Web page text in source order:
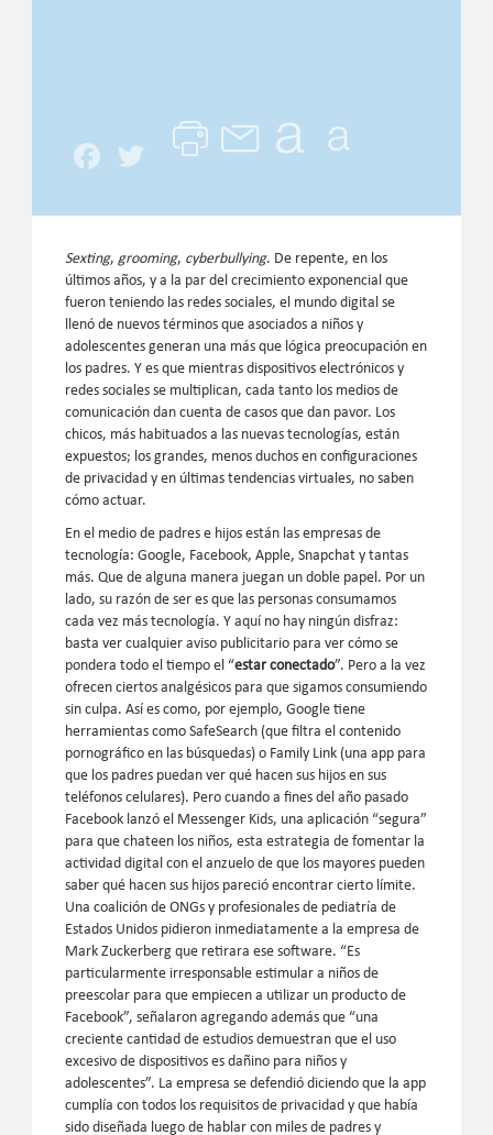
Facebook
Twitter
Sexting,grooming, cyberbullying. De repente, en los
últimos años, y a la par del crecimiento exponencial que
fueron teniendo las redes sociales, el mundo digital se
llenó de nuevos términos que asociados a niños y
adolescentes generan una más que lógica preocupación en
los padres. Y es que mientras dispositivos electrónicos y
redes sociales se multiplican, cada tanto los medios de
comunicación dan cuenta de casos que dan pavor. Los
chicos, más habituados a las nuevas tecnologías, están
expuestos; los grandes, menos duchos en configuraciones
de privacidad y en últimas tendencias virtuales, no saben
cómo actuar.
En el medio de padres e hijos están las empresas de
tecnología: Google, Facebook, Apple, Snapchat y tantas
más. Que de alguna manera juegan un doble papel. Por un
lado, su razón de ser es que las personas consumamos
cada vez más tecnología. Y aquí no hay ningún disfraz:
basta ver cualquier aviso publicitario para ver cómo se
pondera todo el tiempo el “estar conectado”. Pero a la vez
ofrecen ciertos analgésicos para que sigamos consumiendo
sin culpa. Así es como, por ejemplo, Google tiene
herramientas como SafeSearch (que filtra el contenido
pornográfico en las búsquedas) o Family Link (una app para
que los padres puedan ver qué hacen sus hijos en sus
teléfonos celulares). Pero cuando a fines del año pasado
Facebook lanzó el Messenger Kids, una aplicación “segura”
para que chateen los niños, esta estrategia de fomentar la
actividad digital con el anzuelo de que los mayores pueden
saber qué hacen sus hijos pareció encontrar cierto límite.
Una coalición de ONGs y profesionales de pediatría de
Estados Unidos pidieron inmediatamente a la empresa de
Mark Zuckerberg que retirara ese software. “Es
particularmente irresponsable estimular a niños de
preescolar para que empiecen a utilizar un producto de
Facebook”, señalaron agregando además que “una
creciente cantidad de estudios demuestran que el uso
excesivo de dispositivos es dañino para niños y
adolescentes”. La empresa se defendió diciendo que la app
cumplía con todos los requisitos de privacidad y que había
sido diseñada luego de hablar con miles de padres y